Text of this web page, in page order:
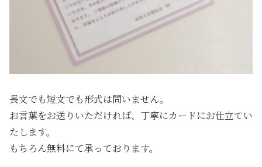
長文でも短文でも形式は問いません。
お言葉をお送りいただければ、丁寧にカードにお仕立てい
たします。
もちろん無料にて承っております。